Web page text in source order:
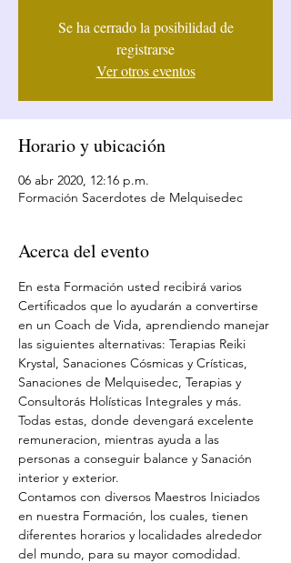
Se ha cerrado la posibilidad de
registrarse
Ver otros eventos
Horario y ubicación
06 abr 2020, 12:16 p.m.
Formación Sacerdotes de Melquisedec
Acerca del evento
En esta Formación usted recibirá varios
Certificados que lo ayudarán a convertirse
en un Coach de Vida, aprendiendo manejar
las siguientes alternativas: Terapias Reiki
Krystal, Sanaciones Cósmicas y Crísticas,
Sanaciones de Melquisedec, Terapias y
Consultorás Holísticas Integrales y más.
Todas estas, donde devengará excelente
remuneracion, mientras ayuda a las
personas a conseguir balance y Sanación
interior y exterior.
Contamos con diversos Maestros Iniciados
en nuestra Formación, los cuales, tienen
diferentes horarios y localidades alrededor
del mundo, para su mayor comodidad.